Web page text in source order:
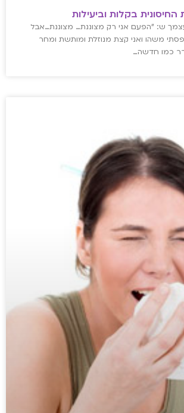
בקלות וביעילות
ש: "הפעם אני רק מצוננת… מצוננת…אבל
משהו ואני קצת מנוזלת ומותשת ומחר
כמו חדשה…